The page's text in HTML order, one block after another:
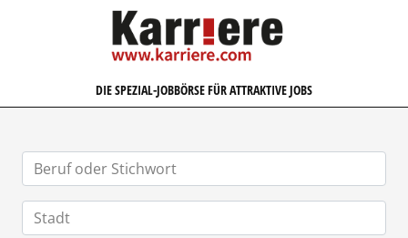
KARRIERE.COM
DIE SPEZIAL-JOBBÖRSE FÜR ATTRAKTIVE JOBS